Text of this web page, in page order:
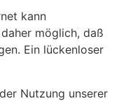
kann
möglich, daß
Ein lückenloser
Nutzung unserer